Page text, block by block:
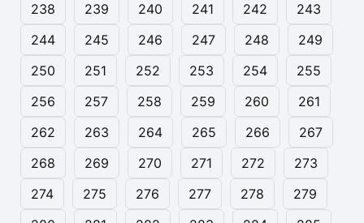
238
239 240 241 242
243
244
245 246 247 248
249
250
251 252 253 254
255
256
257 258 259 260
261
262
263 264 265 266
267
268
269 270 271 272
273
274
275 276 277 278
279